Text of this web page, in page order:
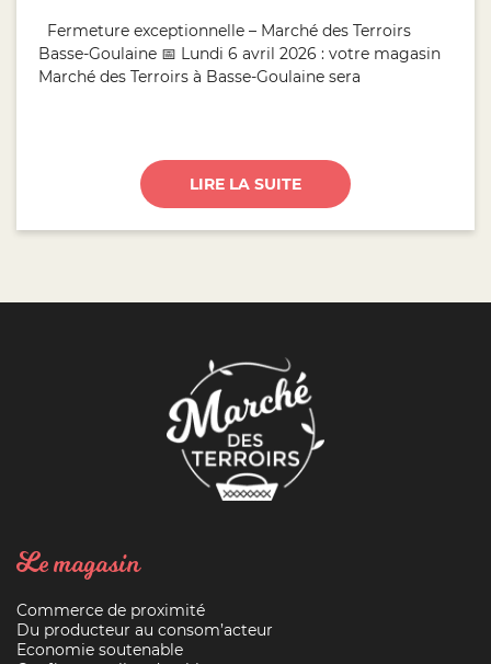
Fermeture exceptionnelle – Marché des Terroirs
Basse-Goulaine 📅 Lundi 6 avril 2026 : votre magasin
Marché des Terroirs à Basse-Goulaine sera
LIRE LA SUITE
Le magasin
Commerce de proximité
Du producteur au consom’acteur
Economie soutenable